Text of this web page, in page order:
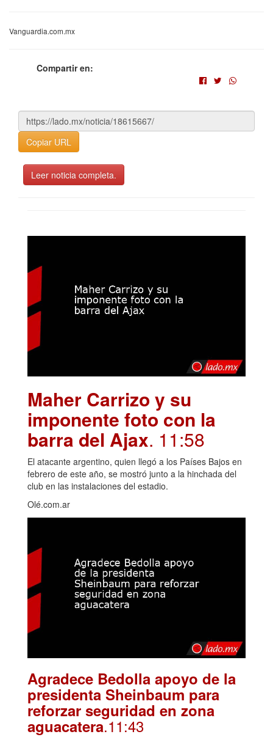
Vanguardia.com.mx
Compartir en:
Copiar URL
Leer noticia completa.
Maher Carrizo y su
imponente foto con la
barra del Ajax. 11:58
El atacante argentino, quien llegó a los Países Bajos en
febrero de este año, se mostró junto a la hinchada del
club en las instalaciones del estadio.
Olé.com.ar
Agradece Bedolla apoyo de la
presidenta Sheinbaum para
reforzar seguridad en zona
aguacatera.11:43